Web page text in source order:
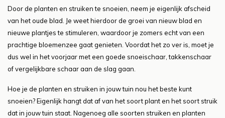
Door de planten en struiken te snoeien, neem je eigenlijk afscheid
van het oude blad. Je weet hierdoor de groei van nieuw blad en
nieuwe plantjes te stimuleren, waardoor je zomers echt van een
prachtige bloemenzee gaat genieten. Voordat het zo ver is, moet je
dus wel in het voorjaar met een goede snoeischaar, takkenschaar
of vergelijkbare schaar aan de slag gaan.
Hoe je de planten en struiken in jouw tuin nou het beste kunt
snoeien? Eigenlijk hangt dat af van het soort plant en het soort struik
dat in jouw tuin staat. Nagenoeg alle soorten struiken en planten